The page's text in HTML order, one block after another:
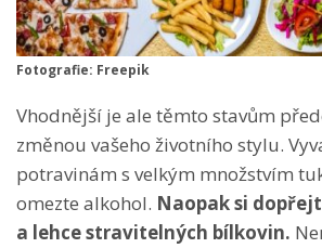
Fotografie: Freepik
Vhodnější je ale těmto stavům
změnou vašeho životního stylu.
potravinám s velkým množstvím
omezte alkohol. Naopak si
a lehce stravitelných bílkovin.